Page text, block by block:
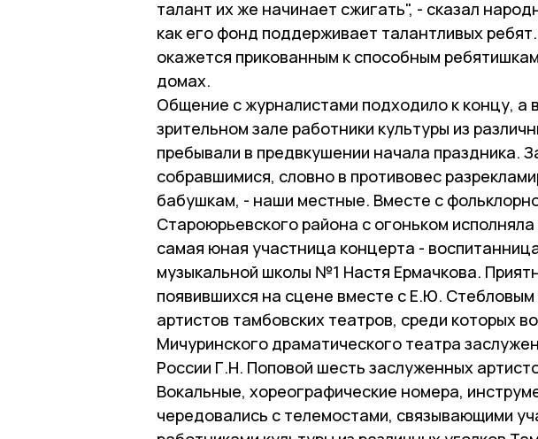
талант их же начинает сжигать", - сказал
как его фонд поддерживает талантливых
окажется прикованным к способным
домах.
Общение с журналистами подходило к концу, а
зрительном зале работники культуры из
пребывали в предвкушении начала праздника.
собравшимися, словно в противовес
бабушкам, - наши местные. Вместе с
Староюрьевского района с огоньком
самая юная участница концерта -
музыкальной школы №1 Настя Ермачкова.
появившихся на сцене вместе с Е.Ю.
артистов тамбовских театров, среди которых
Мичуринского драматического театра
России Г.Н. Поповой шесть заслуженных
Вокальные, хореографические номера,
чередовались с телемостами, связывающими